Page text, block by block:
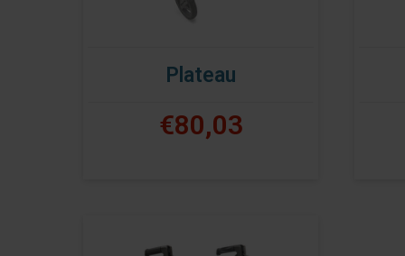
Plateau
€80,03